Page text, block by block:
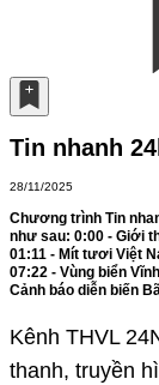
Tin nhanh
28/11/2025
Chương trình Tin
như sau: 0:00 - Giới
01:11 - Mít tươi Việt
07:22 - Vùng biển
Cảnh báo diễn biến
Kênh THVL
thanh, truyền